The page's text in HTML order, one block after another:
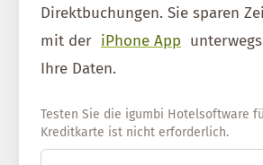
Direktbuchungen. Sie sparen
mit der iPhone App
Ihre Daten.
Testen Sie die igumbi Hotelsoftware
Kreditkarte ist nicht erforderlich.